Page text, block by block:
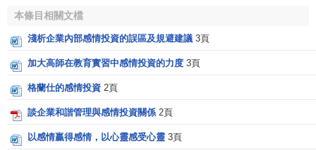
馬斯洛的層次需求理論指出，人的需求層次從低到高依次是
生理 - 安全 - 歸屬 - 自尊 - 自我實現。在這幾種需求中，
員工
在生理與安全方面都已得到基本保障，同時又已被
歸屬於某個企業，所以，員工們都希望在自尊上也能得到滿
足，進而達到人生的自我實現
被人尊重，一旦被尊重，便會產生不辱使命的心理，工作意
足其被尊重的欲望，便會削弱他的工作積極性
本條目相關文檔
淺析企業內部感情投資的誤區及規避建議 3頁
加大高師在教育實習中感情投資的力度 3頁
格蘭仕的感情投資 2頁
談企業和諧管理與感情投資關係 2頁
以感情贏得感情，以心靈感受心靈 3頁